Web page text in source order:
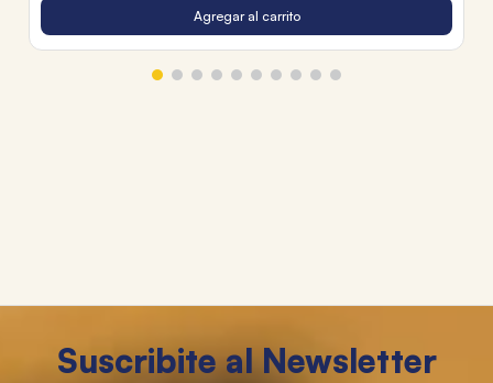
Agregar al carrito
Suscribite al Newsletter